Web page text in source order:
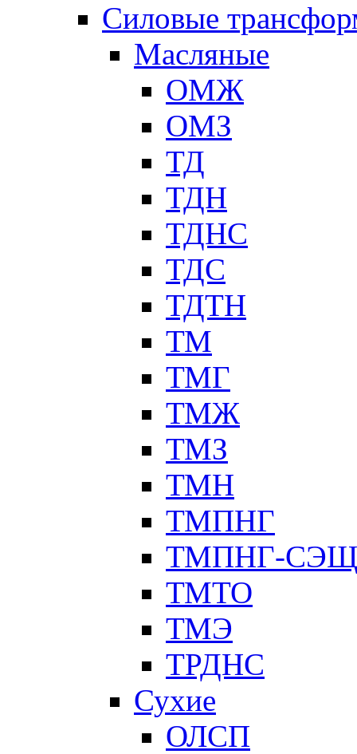
Cиловые
Масляные
ОМЖ
ОМЗ
ТД
ТДН
ТДНС
ТДС
ТДТН
ТМ
ТМГ
ТМЖ
ТМЗ
ТМН
ТМПНГ
ТМПНГ-СЭЩ
ТМТО
ТМЭ
ТРДНС
Сухие
ОЛСП